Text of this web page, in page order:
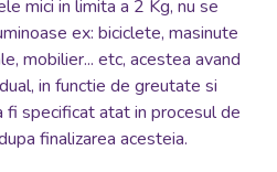
mici in limita a 2 Kg, nu se
ex: biciclete, masinute
mobilier... etc, acestea avand
in functie de greutate si
fi specificat atat in procesul de
finalizarea acesteia.